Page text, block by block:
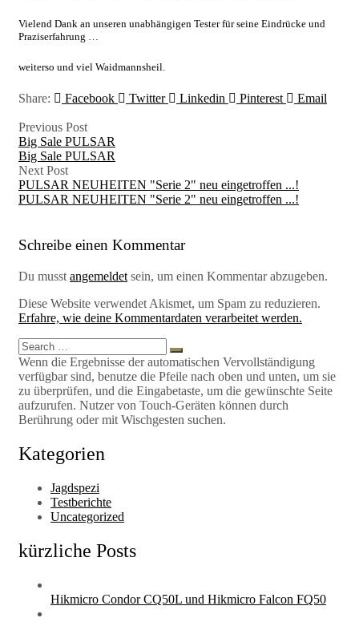
Vielend Dank an unseren unabhängigen Tester für seine Eindrücke und
Praziserfahrung …
weiterso und viel Waidmannsheil.
Share: Facebook Twitter Linkedin Pinterest Email
Previous Post
Big Sale PULSAR
Big Sale PULSAR
Next Post
PULSAR NEUHEITEN "Serie 2" neu eingetroffen ...!
PULSAR NEUHEITEN "Serie 2" neu eingetroffen ...!
Schreibe einen Kommentar
Du musst angemeldet sein, um einen Kommentar abzugeben.
Diese Website verwendet Akismet, um Spam zu reduzieren.
Erfahre, wie deine Kommentardaten verarbeitet werden.
Search
for:
Search
Wenn die Ergebnisse der automatischen Vervollständigung
verfügbar sind, benutze die Pfeile nach oben und unten, um sie
zu überprüfen, und die Eingabetaste, um die gewünschte Seite
aufzurufen. Nutzer von Touch-Geräten können durch
Berührung oder mit Wischgesten suchen.
Kategorien
Jagdspezi
Testberichte
Uncategorized
kürzliche Posts
Hikmicro Condor CQ50L und Hikmicro Falcon FQ50